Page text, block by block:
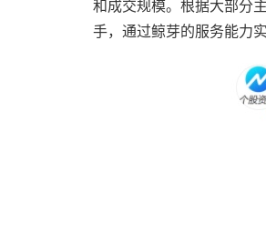
和成交规模。根据大部分
手，通过鲸芽的服务能力